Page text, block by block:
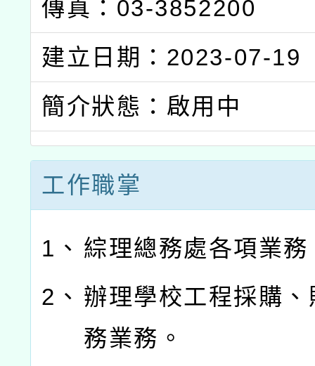
傳真：03-3852200
建立日期：2023-07-19
簡介狀態：啟用中
工作職掌
1、 綜理總務處各項業務
2、 辦理學校工程採購
務業務。